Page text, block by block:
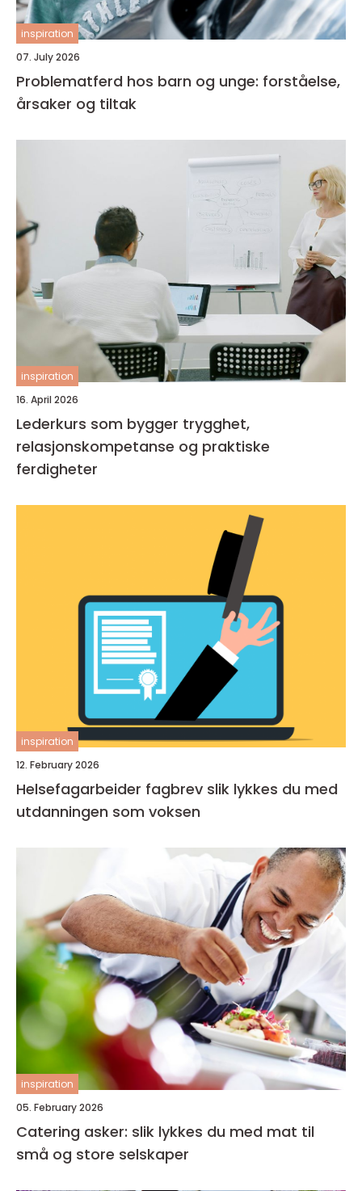
inspiration
07. July 2026
Problematferd hos barn og unge: forståelse,
årsaker og tiltak
inspiration
16. April 2026
Lederkurs som bygger trygghet,
relasjonskompetanse og praktiske
ferdigheter
inspiration
12. February 2026
Helsefagarbeider fagbrev slik lykkes du med
utdanningen som voksen
inspiration
05. February 2026
Catering asker: slik lykkes du med mat til
små og store selskaper